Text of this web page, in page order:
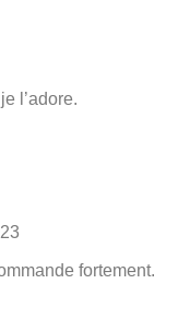
l’adore.
fortement.